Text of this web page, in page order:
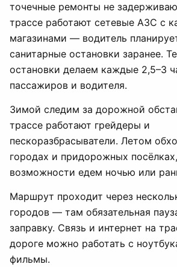
точечные ремонты не
трассе работают сетевые АЗС с
магазинами — водитель
санитарные остановки заранее.
остановки делаем каждые 2,5–3
пассажиров и водителя.
Зимой следим за дорожной
трассе работают грейдеры и
пескоразбрасыватели. Летом
городах и придорожных
возможности едем ночью или
Маршрут проходит через
городов — там обязательная
заправку. Связь и интернет на
дороге можно работать с
фильмы.